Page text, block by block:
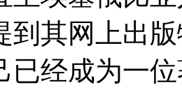
到其网上出
已经成为一